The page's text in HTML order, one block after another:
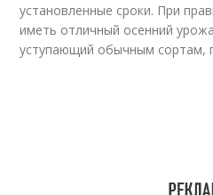
установленные сроки. При
иметь отличный осенний
уступающий обычным сортам,